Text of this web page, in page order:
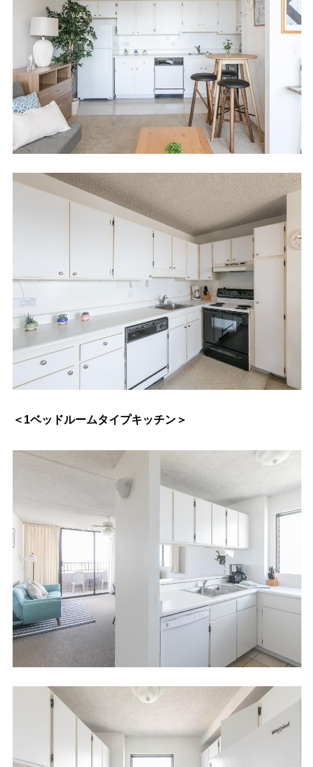
＜1ベッドルームタイプキッチン＞